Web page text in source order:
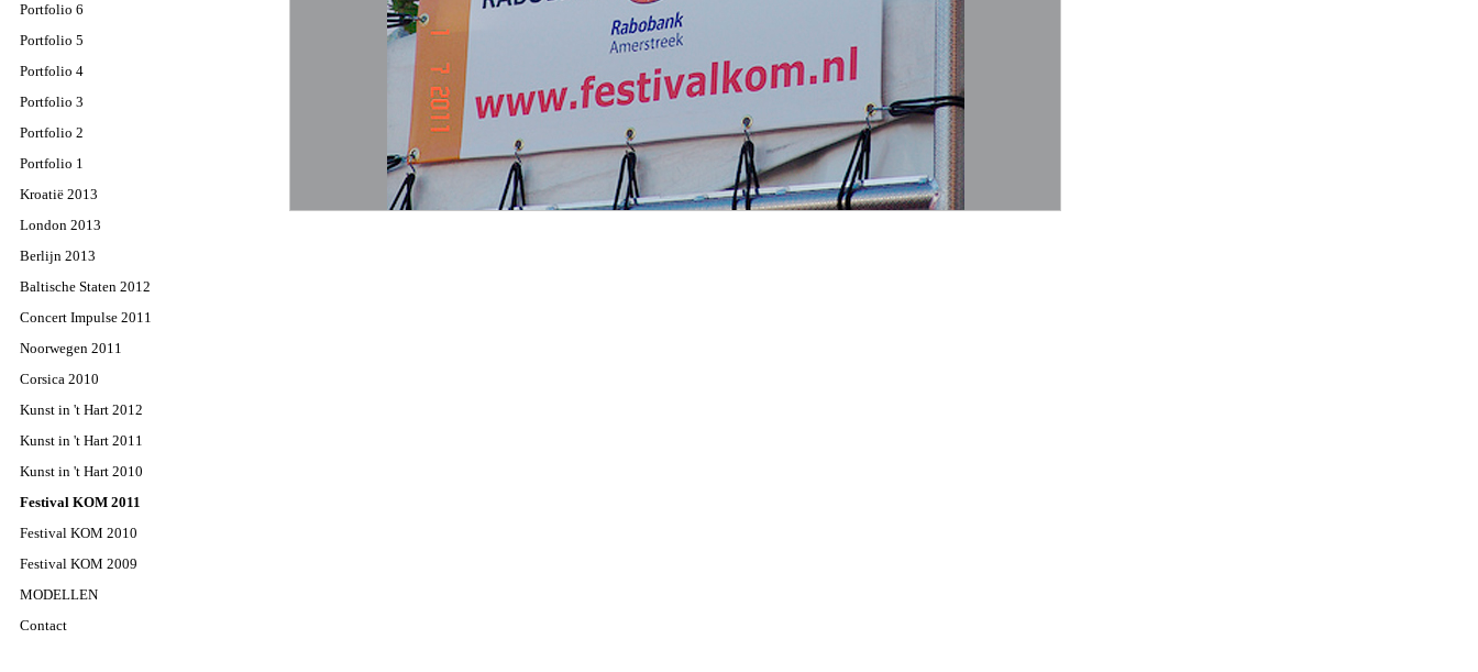
Portfolio 6
Portfolio 5
Portfolio 4
Portfolio 3
Portfolio 2
Portfolio 1
Kroatië 2013
London 2013
Berlijn 2013
Baltische Staten 2012
Concert Impulse 2011
Noorwegen 2011
Corsica 2010
Kunst in 't Hart 2012
Kunst in 't Hart 2011
Kunst in 't Hart 2010
Festival KOM 2011
Festival KOM 2010
Festival KOM 2009
MODELLEN
Contact